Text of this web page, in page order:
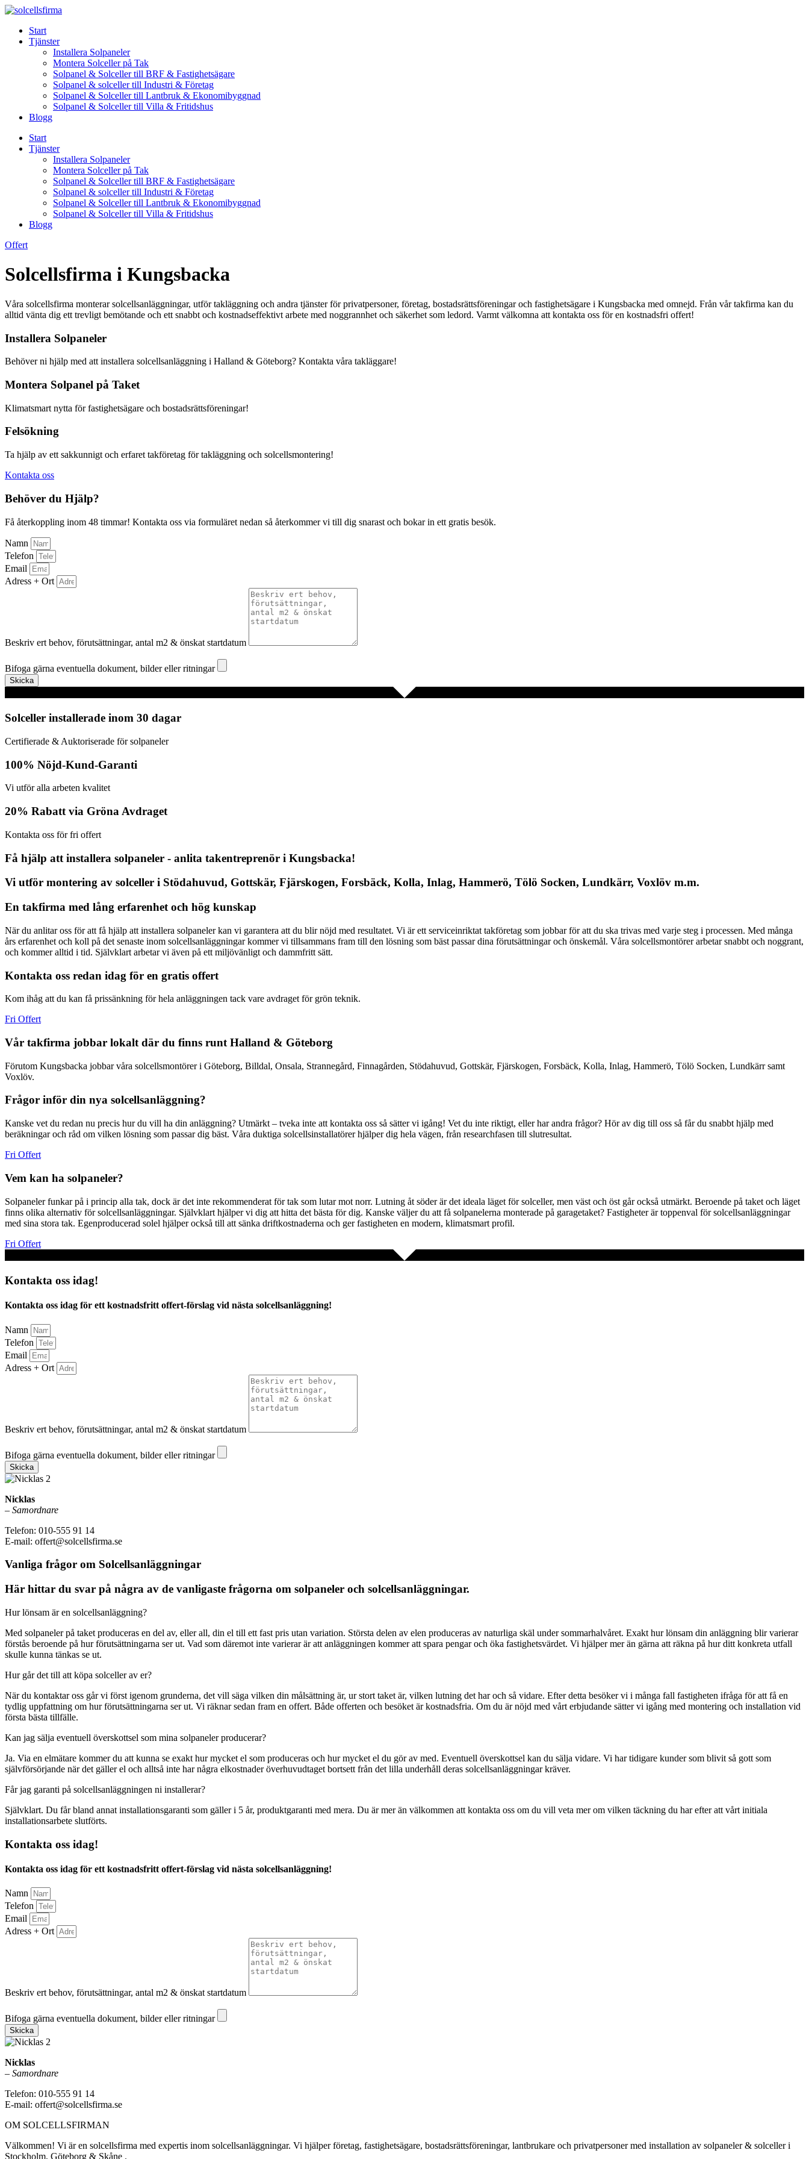
Skip
contentStart
Tjänster
Installera Solpaneler
Montera Solceller på Tak
Solpanel & Solceller till BRF & Fastighetsägare
Solpanel & solceller till Industri & Företag
Solpanel & Solceller till Lantbruk & Ekonomibyggnad
Solpanel & Solceller till Villa & Fritidshus
Blogg
Start
Tjänster
Installera Solpaneler
Montera Solceller på Tak
Solpanel & Solceller till BRF & Fastighetsägare
Solpanel & solceller till Industri & Företag
Solpanel & Solceller till Lantbruk & Ekonomibyggnad
Solpanel & Solceller till Villa & Fritidshus
Blogg
Offert
Solcellsfirma i Kungsbacka
Våra solcellsfirma monterar solcellsanläggningar, utför takläggning och andra tjänster för privatpersoner, företag, bostadsrättsföreningar och fastighetsägare i Kungsbacka med omnejd. Från vår takfirma kan du
alltid vänta dig ett trevligt bemötande och ett snabbt och kostnadseffektivt arbete med noggrannhet och säkerhet som ledord. Varmt välkomna att kontakta oss för en kostnadsfri offert!
Installera Solpaneler
Behöver ni hjälp med att installera solcellsanläggning i Halland & Göteborg? Kontakta våra takläggare!
Montera Solpanel på Taket
Klimatsmart nytta för fastighetsägare och bostadsrättsföreningar!
Felsökning
Ta hjälp av ett sakkunnigt och erfaret takföretag för takläggning och solcellsmontering!
Kontakta oss
Behöver du Hjälp?
Få återkoppling inom 48 timmar! Kontakta oss via formuläret nedan så återkommer vi till dig snarast och bokar in ett gratis besök.
Namn
Telefon
Email
Adress + Ort
Beskriv ert behov, förutsättningar, antal m2 & önskat startdatum
Bifoga gärna eventuella dokument, bilder eller ritningar
Skicka
Solceller installerade inom 30 dagar
Certifierade & Auktoriserade för solpaneler
100% Nöjd-Kund-Garanti
Vi utför alla arbeten kvalitet
20% Rabatt via Gröna Avdraget
Kontakta oss för fri offert
Få hjälp att installera solpaneler - anlita takentreprenör i Kungsbacka!
Vi utför montering av solceller i Stödahuvud, Gottskär, Fjärskogen, Forsbäck, Kolla, Inlag, Hammerö, Tölö Socken, Lundkärr, Voxlöv m.m.
En takfirma med lång erfarenhet och hög kunskap
När du anlitar oss för att få hjälp att installera solpaneler kan vi garantera att du blir nöjd med resultatet. Vi är ett serviceinriktat takföretag som jobbar för att du ska trivas med varje steg i processen. Med många
års erfarenhet och koll på det senaste inom solcellsanläggningar kommer vi tillsammans fram till den lösning som bäst passar dina förutsättningar och önskemål. Våra solcellsmontörer arbetar snabbt och noggrant,
och kommer alltid i tid. Självklart arbetar vi även på ett miljövänligt och dammfritt sätt.
Kontakta oss redan idag för en gratis offert
Kom ihåg att du kan få prissänkning för hela anläggningen tack vare avdraget för grön teknik.
Fri Offert
Vår takfirma jobbar lokalt där du finns runt Halland & Göteborg
Förutom Kungsbacka jobbar våra solcellsmontörer i Göteborg, Billdal, Onsala, Strannegård, Finnagården, Stödahuvud, Gottskär, Fjärskogen, Forsbäck, Kolla, Inlag, Hammerö, Tölö Socken, Lundkärr samt
Voxlöv.
Frågor inför din nya solcellsanläggning?
Kanske vet du redan nu precis hur du vill ha din anläggning? Utmärkt – tveka inte att kontakta oss så sätter vi igång! Vet du inte riktigt, eller har andra frågor? Hör av dig till oss så får du snabbt hjälp med
beräkningar och råd om vilken lösning som passar dig bäst. Våra duktiga solcellsinstallatörer hjälper dig hela vägen, från researchfasen till slutresultat.
Fri Offert
Vem kan ha solpaneler?
Solpaneler funkar på i princip alla tak, dock är det inte rekommenderat för tak som lutar mot norr. Lutning åt söder är det ideala läget för solceller, men väst och öst går också utmärkt. Beroende på taket och läget
finns olika alternativ för solcellsanläggningar. Självklart hjälper vi dig att hitta det bästa för dig. Kanske väljer du att få solpanelerna monterade på garagetaket? Fastigheter är toppenval för solcellsanläggningar
med sina stora tak. Egenproducerad solel hjälper också till att sänka driftkostnaderna och ger fastigheten en modern, klimatsmart profil.
Fri Offert
Kontakta oss idag!
Kontakta oss idag för ett kostnadsfritt offert-förslag vid nästa solcellsanläggning!
Namn
Telefon
Email
Adress + Ort
Beskriv ert behov, förutsättningar, antal m2 & önskat startdatum
Bifoga gärna eventuella dokument, bilder eller ritningar
Skicka
Nicklas
– Samordnare
Telefon: 010-555 91 14
E-mail: offert@solcellsfirma.se
Vanliga frågor om Solcellsanläggningar
Här hittar du svar på några av de vanligaste frågorna om solpaneler och solcellsanläggningar.
Hur lönsam är en solcellsanläggning?
Med solpaneler på taket produceras en del av, eller all, din el till ett fast pris utan variation. Största delen av elen produceras av naturliga skäl under sommarhalvåret. Exakt hur lönsam din anläggning blir varierar
förstås beroende på hur förutsättningarna ser ut. Vad som däremot inte varierar är att anläggningen kommer att spara pengar och öka fastighetsvärdet. Vi hjälper mer än gärna att räkna på hur ditt konkreta utfall
skulle kunna tänkas se ut.
Hur går det till att köpa solceller av er?
När du kontaktar oss går vi först igenom grunderna, det vill säga vilken din målsättning är, ur stort taket är, vilken lutning det har och så vidare. Efter detta besöker vi i många fall fastigheten ifråga för att få en
tydlig uppfattning om hur förutsättningarna ser ut. Vi räknar sedan fram en offert. Både offerten och besöket är kostnadsfria. Om du är nöjd med vårt erbjudande sätter vi igång med montering och installation vid
första bästa tillfälle.
Kan jag sälja eventuell överskottsel som mina solpaneler producerar?
Ja. Via en elmätare kommer du att kunna se exakt hur mycket el som produceras och hur mycket el du gör av med. Eventuell överskottsel kan du sälja vidare. Vi har tidigare kunder som blivit så gott som
självförsörjande när det gäller el och alltså inte har några elkostnader överhuvudtaget bortsett från det lilla underhåll deras solcellsanläggningar kräver.
Får jag garanti på solcellsanläggningen ni installerar?
Självklart. Du får bland annat installationsgaranti som gäller i 5 år, produktgaranti med mera. Du är mer än välkommen att kontakta oss om du vill veta mer om vilken täckning du har efter att vårt initiala
installationsarbete slutförts.
Kontakta oss idag!
Kontakta oss idag för ett kostnadsfritt offert-förslag vid nästa solcellsanläggning!
Namn
Telefon
Email
Adress + Ort
Beskriv ert behov, förutsättningar, antal m2 & önskat startdatum
Bifoga gärna eventuella dokument, bilder eller ritningar
Skicka
Nicklas
– Samordnare
Telefon: 010-555 91 14
E-mail: offert@solcellsfirma.se
OM SOLCELLSFIRMAN
Välkommen! Vi är en solcellsfirma med expertis inom solcellsanläggningar. Vi hjälper företag, fastighetsägare, bostadsrättsföreningar, lantbrukare och privatpersoner med installation av solpaneler & solceller i
Stockholm, Göteborg & Skåne .